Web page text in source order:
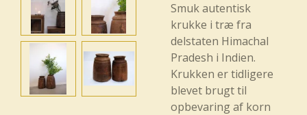
Smuk autentisk
krukke i træ fra
delstaten Himachal
Pradesh i Indien.
Krukken er tidligere
blevet brugt til
opbevaring af korn